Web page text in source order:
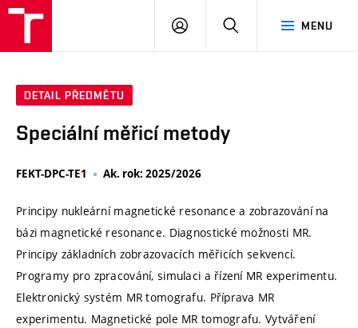
MENU
PŘIHLÁSIT
DETAIL PŘEDMĚTU
Speciální měřicí metody
FEKT-DPC-TE1 Ak. rok: 2025/2026
Principy nukleární magnetické resonance a zobrazování na
bázi magnetické resonance. Diagnostické možnosti MR.
Principy základních zobrazovacích měřicích sekvencí.
Programy pro zpracování, simulaci a řízení MR experimentu.
Elektronický systém MR tomografu. Příprava MR
experimentu. Magnetické pole MR tomografu. Vytváření